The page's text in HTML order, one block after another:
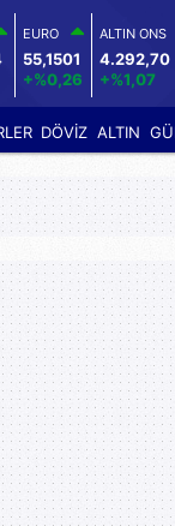
EURO
55,1501
+%0,26
ALTIN ONS
4.292,70
+%1,07
DÖVİZ ALTIN